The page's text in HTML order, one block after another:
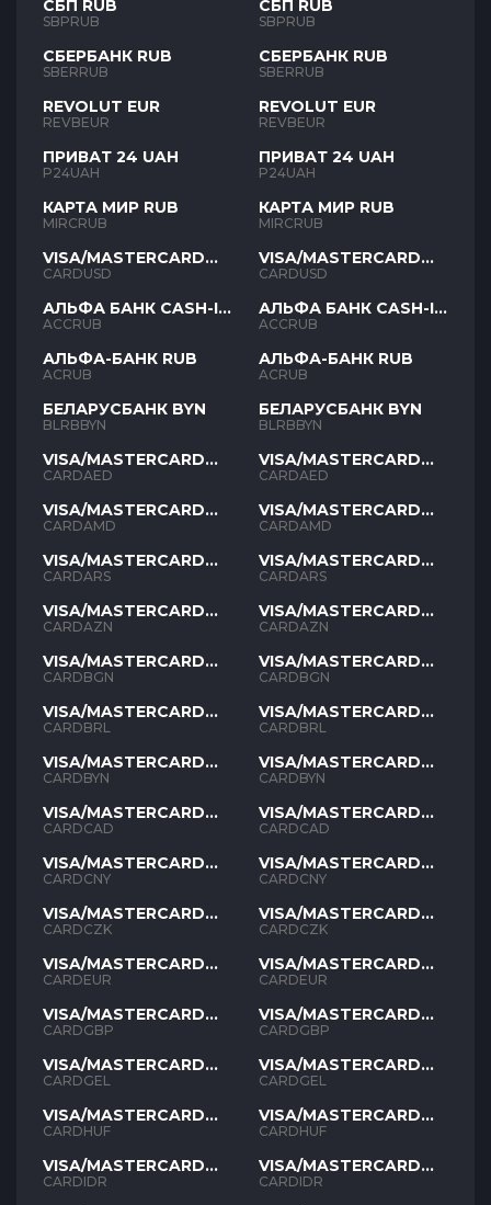
СБП RUB
SBPRUB
СБЕРБАНК RUB
SBERRUB
REVOLUT EUR
REVBEUR
ПРИВАТ 24 UAH
P24UAH
КАРТА МИР RUB
MIRCRUB
VISA/MASTERCARD
USD
CARDUSD
АЛЬФА БАНК CASH-IN
RUB
ACCRUB
АЛЬФА-БАНК RUB
ACRUB
БЕЛАРУСБАНК BYN
BLRBBYN
VISA/MASTERCARD
AED
CARDAED
VISA/MASTERCARD
AMD
CARDAMD
VISA/MASTERCARD
ARS
CARDARS
VISA/MASTERCARD
AZN
CARDAZN
VISA/MASTERCARD
BGN
CARDBGN
VISA/MASTERCARD
BRL
CARDBRL
VISA/MASTERCARD
BYN
CARDBYN
VISA/MASTERCARD
CAD
CARDCAD
VISA/MASTERCARD
CNY
CARDCNY
VISA/MASTERCARD
CZK
CARDCZK
VISA/MASTERCARD
EUR
CARDEUR
VISA/MASTERCARD
GBP
CARDGBP
VISA/MASTERCARD
GEL
CARDGEL
VISA/MASTERCARD
HUF
CARDHUF
VISA/MASTERCARD
IDR
CARDIDR
СБП RUB
SBPRUB
СБЕРБАНК RUB
SBERRUB
REVOLUT EUR
REVBEUR
ПРИВАТ 24 UAH
P24UAH
КАРТА МИР RUB
MIRCRUB
VISA/MASTERCARD
USD
CARDUSD
АЛЬФА БАНК CASH-IN
RUB
ACCRUB
АЛЬФА-БАНК RUB
ACRUB
БЕЛАРУСБАНК BYN
BLRBBYN
VISA/MASTERCARD
AED
CARDAED
VISA/MASTERCARD
AMD
CARDAMD
VISA/MASTERCARD
ARS
CARDARS
VISA/MASTERCARD
AZN
CARDAZN
VISA/MASTERCARD
BGN
CARDBGN
VISA/MASTERCARD
BRL
CARDBRL
VISA/MASTERCARD
BYN
CARDBYN
VISA/MASTERCARD
CAD
CARDCAD
VISA/MASTERCARD
CNY
CARDCNY
VISA/MASTERCARD
CZK
CARDCZK
VISA/MASTERCARD
EUR
CARDEUR
VISA/MASTERCARD
GBP
CARDGBP
VISA/MASTERCARD
GEL
CARDGEL
VISA/MASTERCARD
HUF
CARDHUF
VISA/MASTERCARD
IDR
CARDIDR